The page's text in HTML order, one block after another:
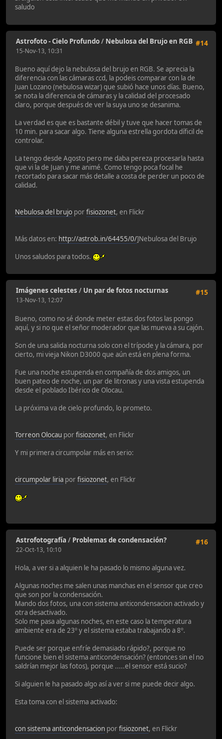
saludo
#14
Astrofoto - Cielo Profundo/ Nebulosa del Brujo en RGB
15-Nov-13, 10:31
Bueno aquí dejo la nebulosa del brujo en RGB. Se aprecia la
diferencia con las cámaras ccd, la podeis comparar con la de
Juan Lozano (nebulosa wizar) que subió hace unos días. Bueno,
se nota la diferencia de cámaras y la calidad del procesado
claro, porque después de ver la suya uno se desanima.
La verdad es que es bastante débil y tuve que hacer tomas de
10 min. para sacar algo. Tiene alguna estrella gordota díficil de
controlar.
La tengo desde Agosto pero me daba pereza procesarla hasta
que vi la de Juan y me animé. Como tengo poca focal he
recortado para sacar más detalle a costa de perder un poco de
calidad.
Nebulosa del brujo porfisiozonet, en Flickr
Más datos en: http://astrob.in/64455/0/]Nebulosa del Brujo
Unos saludos para todos.
#15
Imágenes celestes / Un par de fotos nocturnas
13-Nov-13, 12:07
Bueno, como no sé donde meter estas dos fotos las pongo
aquí, y si no que el señor moderador que las mueva a su cajón.
Son de una salida nocturna solo con el trípode y la cámara, por
cierto, mi vieja Nikon D3000 que aún está en plena forma.
Fue una noche estupenda en compañía de dos amigos, un
buen pateo de noche, un par de litronas y una vista estupenda
desde el poblado Ibérico de Olocau.
La próxima va de cielo profundo, lo prometo.
Torreon Olocau porfisiozonet, en Flickr
Y mi primera circumpolar más en serio:
circumpolar liria porfisiozonet, en Flickr
#16
Astrofotografía / Problemas de condensación?
22-Oct-13, 10:10
Hola, a ver si a alquien le ha pasado lo mismo alguna vez.
Algunas noches me salen unas manchas en el sensor que creo
que son por la condensación.
Mando dos fotos, una con sistema anticondensacion activado y
otra desactivado.
Solo me pasa algunas noches, en este caso la temperatura
ambiente era de 23º y el sistema estaba trabajando a 8º.
Puede ser porque enfríe demasiado rápido?, porque no
funcione bien el sistema anticondensación? (entonces sin el no
saldrían mejor las fotos), porque .....el sensor está sucio?
Si alguien le ha pasado algo así a ver si me puede decir algo.
Esta toma con el sistema activado:
con sistema anticondensacion porfisiozonet, en Flickr